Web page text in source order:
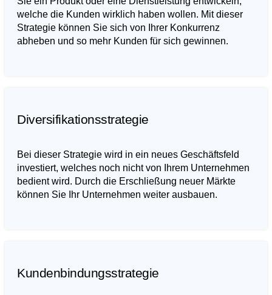
welche die Kunden wirklich haben wollen. Mit dieser
Strategie können Sie sich von Ihrer Konkurrenz
abheben und so mehr Kunden für sich gewinnen.
Diversifikationsstrategie
Bei dieser Strategie wird in ein neues Geschäftsfeld
investiert, welches noch nicht von Ihrem Unternehmen
bedient wird. Durch die Erschließung neuer Märkte
können Sie Ihr Unternehmen weiter ausbauen.
Kundenbindungsstrategie